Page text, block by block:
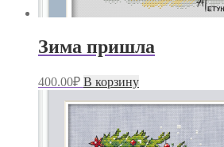
Зима пришла
400.00₽ В корзину